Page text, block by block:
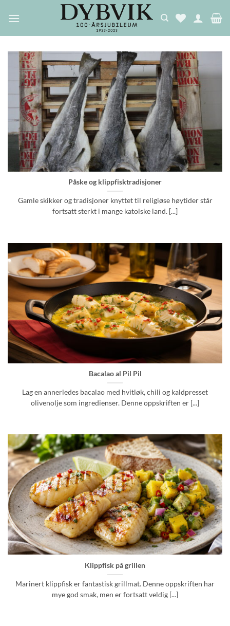
Påske og klippfisktradisjoner
Gamle skikker og tradisjoner knyttet til religiøse høytider står
fortsatt sterkt i mange katolske land. [...]
Bacalao al Pil Pil
Lag en annerledes bacalao med hvitløk, chili og kaldpresset
olivenolje som ingredienser. Denne oppskriften er [...]
Klippfisk på grillen
Marinert klippfisk er fantastisk grillmat. Denne oppskriften har
mye god smak, men er fortsatt veldig [...]